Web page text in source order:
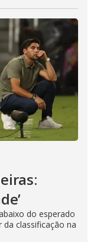
do esperado
da classificação na